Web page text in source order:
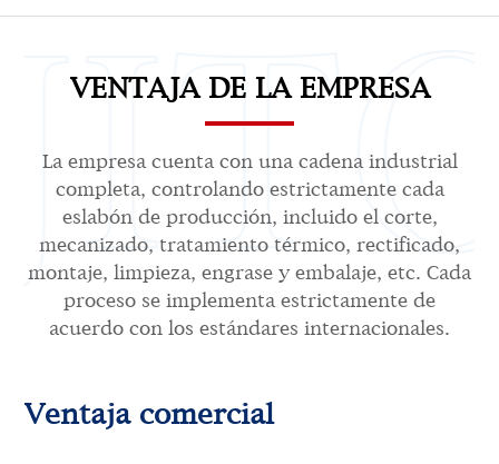
VENTAJA DE LA EMPRESA
La empresa cuenta con una cadena industrial
completa, controlando estrictamente cada
eslabón de producción, incluido el corte,
mecanizado, tratamiento térmico, rectificado,
montaje, limpieza, engrase y embalaje, etc. Cada
proceso se implementa estrictamente de
acuerdo con los estándares internacionales.
Ventaja comercial